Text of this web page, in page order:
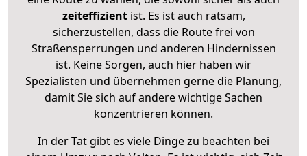
zeiteffizientist. Es ist auch ratsam,
sicherzustellen, dass die Route frei von
Straßensperrungen und anderen Hindernissen
ist. Keine Sorgen, auch hier haben wir
Spezialisten und übernehmen gerne die Planung,
damit Sie sich auf andere wichtige Sachen
konzentrieren können.
In der Tat gibt es viele Dinge zu beachten bei